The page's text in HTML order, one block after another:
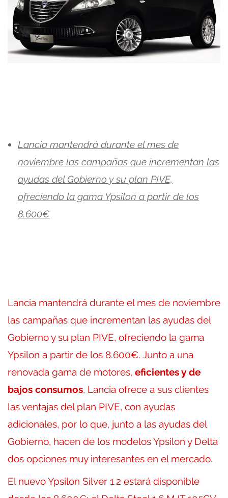
Lancia mantendrá durante el mes de
noviembre las campañas que incrementan las
ayudas del Gobierno y su plan PIVE,
ofreciendo la gama Ypsilon a partir de los
8.600€
Lancia mantendrá durante el mes de noviembre
las campañas que incrementan las ayudas del
Gobierno y su plan PIVE, ofreciendo la gama
Ypsilon a partir de los 8.600€. Junto a una
renovada gama de motores, eficientes y de
bajos consumos, Lancia ofrece a sus clientes
las ventajas del plan PIVE, con ayudas
adicionales, por lo que, junto a las ayudas del
Gobierno, hacen de los modelos Ypsilon y Delta
dos opciones muy interesantes en el mercado.
El nuevo Ypsilon Silver 1.2 estará disponible